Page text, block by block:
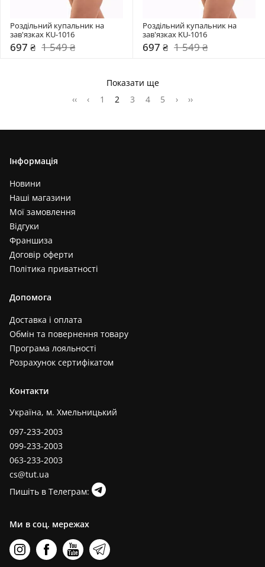
Роздільний купальник на
зав'язках KU-1016
697 ₴ 1 549 ₴
Роздільний купальник на
зав'язках KU-1016
697 ₴ 1 549 ₴
Показати ще
‹‹
‹ 1 2 3 4 5 › ››
Інформація
Новини
Наші магазини
Мої замовлення
Відгуки
Франшиза
Договір оферти
Політика приватності
Допомога
Доставка і оплата
Обмін та повернення товару
Програма лояльності
Розрахунок сертифікатом
Контакти
Україна, м. Хмельницький
097-233-2003
099-233-2003
063-233-2003
cs@tut.ua
Пишіть в Телеграм:
Ми в соц. мережах